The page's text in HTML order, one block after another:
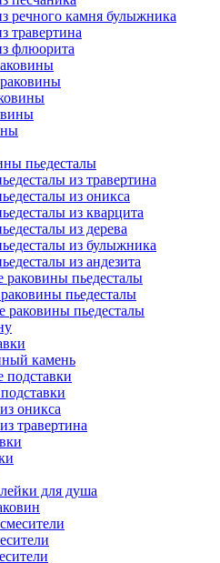
речного камня булыжника
травертина
флюорита
пьедесталы
из травертина
из оникса
из кварцита
из дерева
из булыжника
из андезита
пьедесталы
пьедесталы
раковины пьедесталы
камень
оникса
травертина
для душа